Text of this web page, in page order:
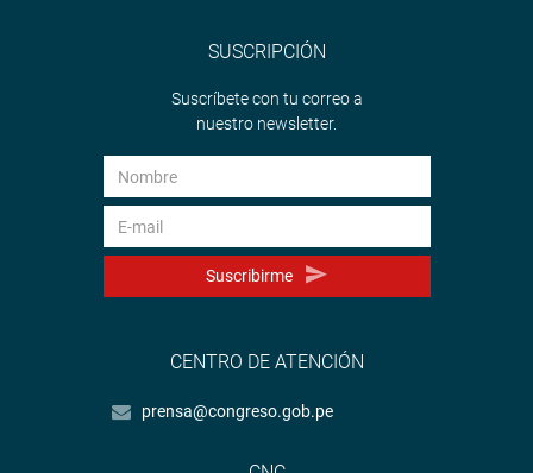
SUSCRIPCIÓN
Suscríbete con tu correo a
nuestro newsletter.
Suscribirme
CENTRO DE ATENCIÓN
prensa@congreso.gob.pe